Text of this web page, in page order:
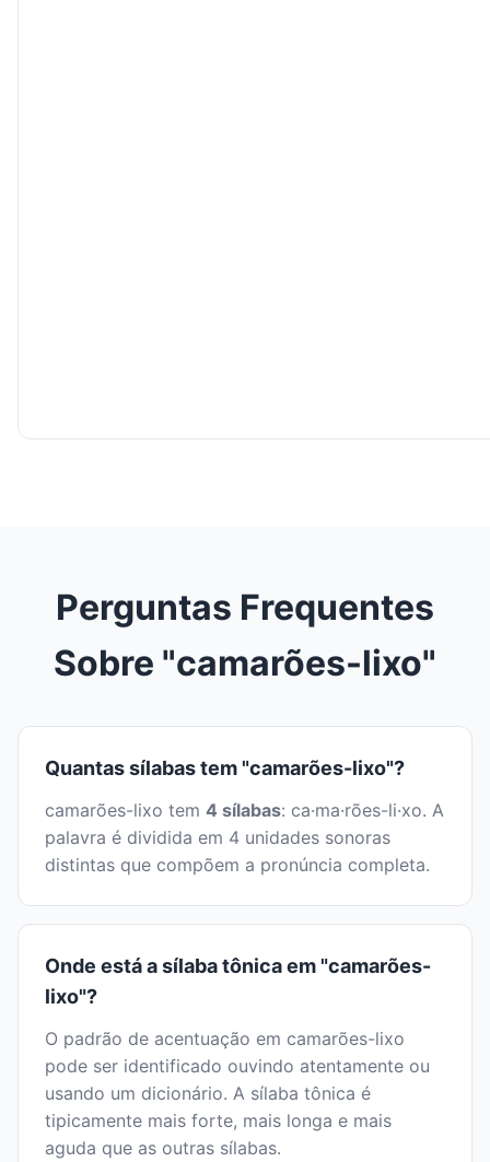
Perguntas Frequentes
Sobre "camarões-lixo"
Quantas sílabas tem "camarões-lixo"?
camarões-lixo tem 4 sílabas: ca·ma·rões-li·xo. A
palavra é dividida em 4 unidades sonoras
distintas que compõem a pronúncia completa.
Onde está a sílaba tônica em "camarões-
lixo"?
O padrão de acentuação em camarões-lixo
pode ser identificado ouvindo atentamente ou
usando um dicionário. A sílaba tônica é
tipicamente mais forte, mais longa e mais
aguda que as outras sílabas.